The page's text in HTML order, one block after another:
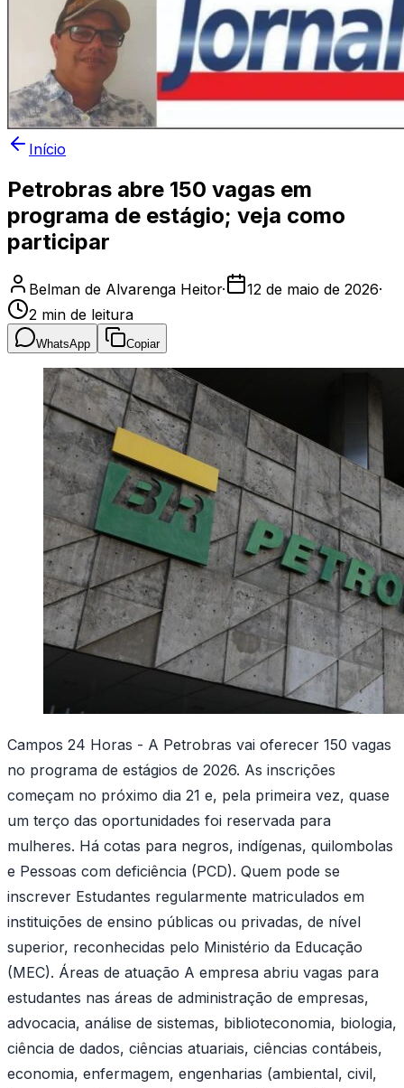
Início
Petrobras abre 150 vagas em
programa de estágio; veja como
participar
Belman de Alvarenga Heitor· 12 de maio de 2026·
2 min de leitura
WhatsApp Copiar
Campos 24 Horas - A Petrobras vai oferecer 150 vagas
no programa de estágios de 2026. As inscrições
começam no próximo dia 21 e, pela primeira vez, quase
um terço das oportunidades foi reservada para
mulheres. Há cotas para negros, indígenas, quilombolas
e Pessoas com deficiência (PCD). Quem pode se
inscrever Estudantes regularmente matriculados em
instituições de ensino públicas ou privadas, de nível
superior, reconhecidas pelo Ministério da Educação
(MEC). Áreas de atuação A empresa abriu vagas para
estudantes nas áreas de administração de empresas,
advocacia, análise de sistemas, biblioteconomia, biologia,
ciência de dados, ciências atuariais, ciências contábeis,
economia, enfermagem, engenharias (ambiental, civil,